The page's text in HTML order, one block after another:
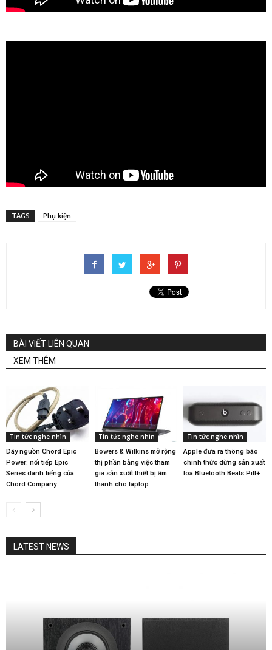
TAGS Phụ kiện
BÀI VIẾT LIÊN QUAN
XEM THÊM
Tin tức nghe nhìn
Dây nguồn Chord Epic
Power: nối tiếp Epic
Series danh tiếng của
Chord Company
Tin tức nghe nhìn
Bowers & Wilkins mở rộng
thị phần bằng việc tham
gia sản xuất thiết bị âm
thanh cho laptop
Tin tức nghe nhìn
Apple đưa ra thông báo
chính thức dừng sản xuất
loa Bluetooth Beats Pill+
LATEST NEWS